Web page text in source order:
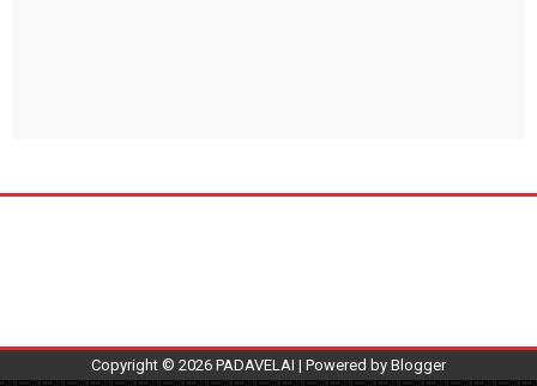
Copyright © 2026 PADAVELAI | Powered by Blogger